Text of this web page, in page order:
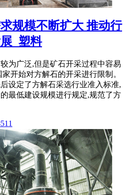
规模不断扩大 推动行
_塑料
为广泛,但是矿石开采过程中容易
开始对方解石的开采进行限制。
设定了方解石采选行业准入标准,
最低建设规模进行规定,规范了方